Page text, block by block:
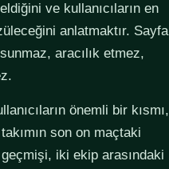
ve kullanıcıların en
anlatmaktır. Sayfa
aracılık etmez,
önemli bir kısmı,
son on maçtaki
iki ekip arasındaki